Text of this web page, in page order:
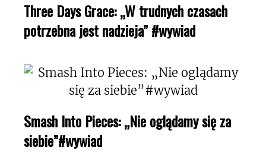
Three Days Grace: „W trudnych czasach
potrzebna jest nadzieja” #wywiad
Smash Into Pieces: „Nie oglądamy się za
siebie”#wywiad